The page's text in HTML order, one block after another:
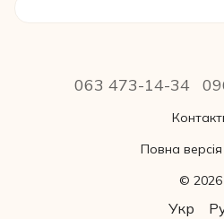
063 473-14-34
Повна
© 2026
Укр